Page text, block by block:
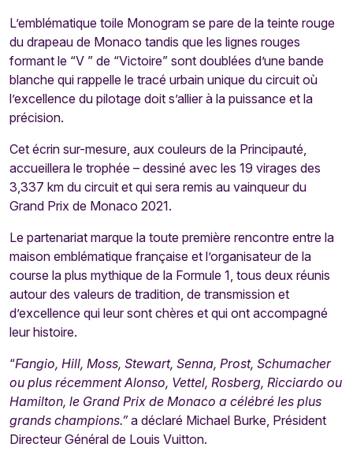
L’emblématique toile Monogram se pare de la teinte rouge
du drapeau de Monaco tandis que les lignes rouges
formant le “V ” de “Victoire” sont doublées d’une bande
blanche qui rappelle le tracé urbain unique du circuit où
l’excellence du pilotage doit s’allier à la puissance et la
précision.
Cet écrin sur-mesure, aux couleurs de la Principauté,
accueillera le trophée – dessiné avec les 19 virages des
3,337 km du circuit et qui sera remis au vainqueur du
Grand Prix de Monaco 2021.
Le partenariat marque la toute première rencontre entre la
maison emblématique française et l’organisateur de la
course la plus mythique de la Formule 1, tous deux réunis
autour des valeurs de tradition, de transmission et
d’excellence qui leur sont chères et qui ont accompagné
leur histoire.
“Fangio, Hill, Moss, Stewart, Senna, Prost, Schumacher
ou plus récemment Alonso, Vettel, Rosberg, Ricciardo ou
Hamilton, le Grand Prix de Monaco a célébré les plus
grands champions.”a déclaré Michael Burke, Président
Directeur Général de Louis Vuitton.